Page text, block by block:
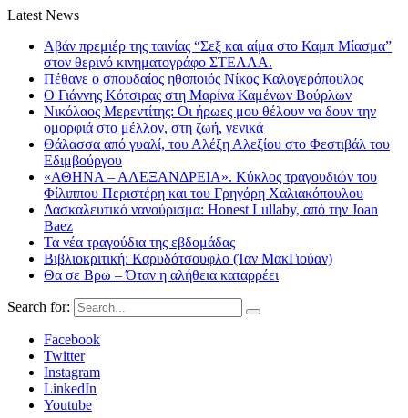
Latest News
Αβάν πρεμιέρ της ταινίας “Σεξ και αίμα στο Καμπ Μίασμα”
στον θερινό κινηματογράφο ΣΤΕΛΛΑ.
Πέθανε ο σπουδαίος ηθοποιός Νίκος Καλογερόπουλος
Ο Γιάννης Κότσιρας στη Μαρίνα Καμένων Βούρλων
Νικόλαος Μερεντίτης: Οι ήρωες μου θέλουν να δουν την
ομορφιά στο μέλλον, στη ζωή, γενικά
Θάλασσα από γυαλί, του Αλέξη Αλεξίου στο Φεστιβάλ του
Εδιμβούργου
«ΑΘΗΝΑ – ΑΛΕΞΑΝΔΡΕΙΑ». Κύκλος τραγουδιών του
Φίλιππου Περιστέρη και του Γρηγόρη Χαλιακόπουλου
Δασκαλευτικό νανούρισμα: Honest Lullaby, από την Joan
Baez
Τα νέα τραγούδια της εβδομάδας
Βιβλιοκριτική: Καρυδότσουφλο (Ίαν ΜακΓιούαν)
Θα σε Βρω – Όταν η αλήθεια καταρρέει
Search for:
Facebook
Twitter
Instagram
LinkedIn
Youtube